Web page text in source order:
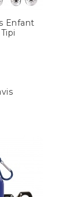
Enfant